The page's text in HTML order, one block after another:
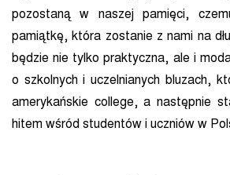
pozostaną w naszej pamięci,
pamiątkę, która zostanie z nami na
będzie nie tylko praktyczna, ale i
o szkolnych i uczelnianych bluzach,
amerykańskie college, a następnie
hitem wśród studentów i uczniów w